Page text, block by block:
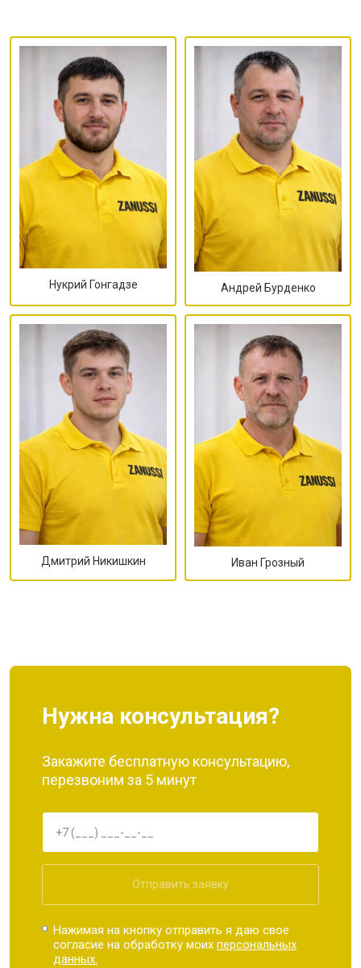
Нукрий Гонгадзе Андрей Бурденко
Дмитрий Никишкин Иван Грозный
Нужна консультация?
Закажите бесплатную консультацию,
перезвоним за 5 минут
Отправить заявку
Нажимая на кнопку отправить я даю свое
согласие на обработку моихперсональных
данных.